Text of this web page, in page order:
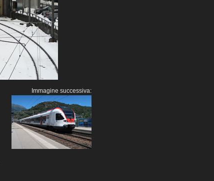
Immagine successiva: